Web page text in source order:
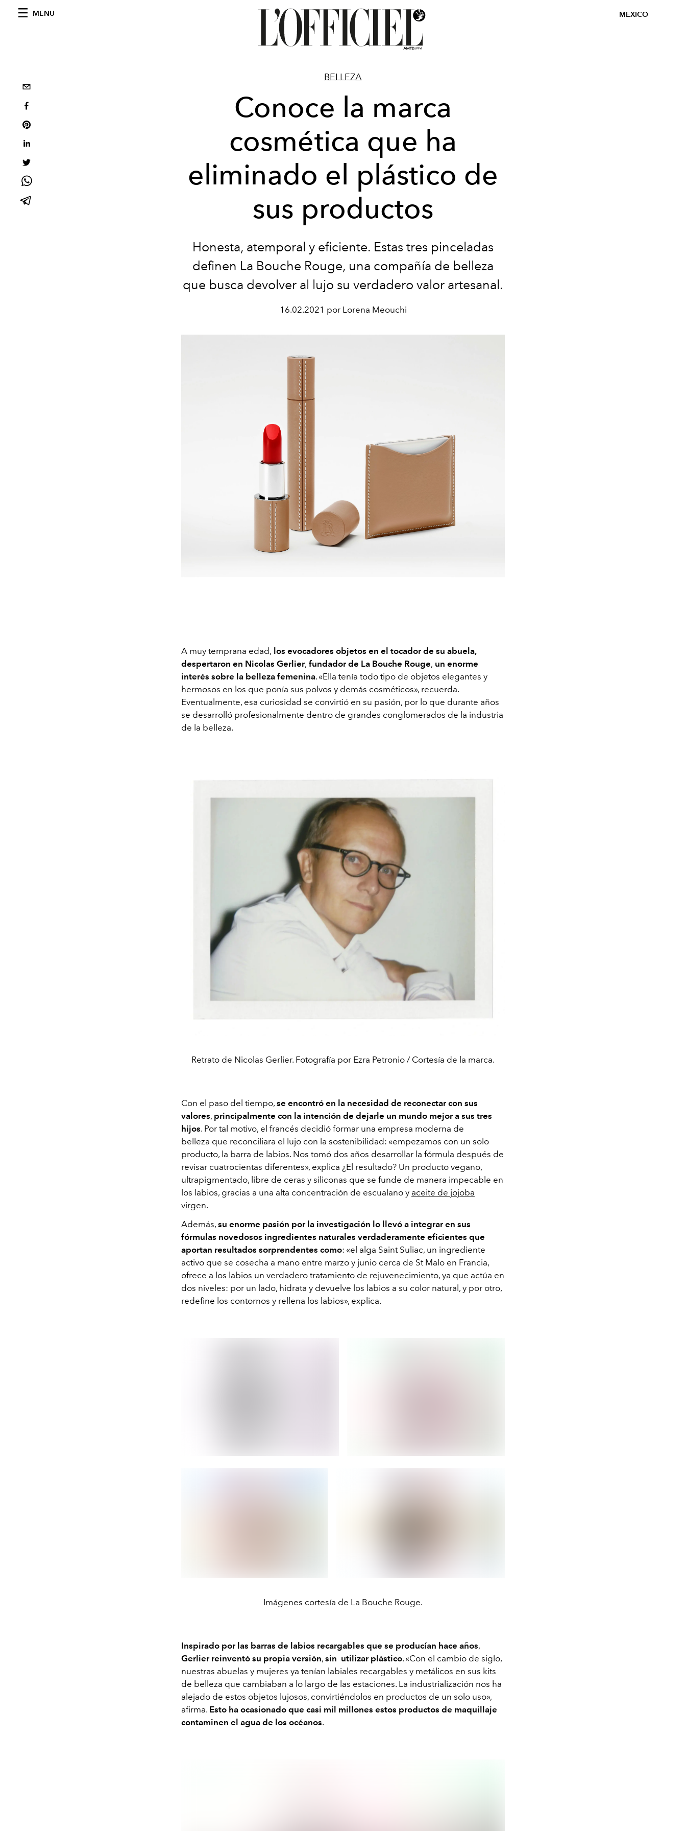
MENU MEXICO
BELLEZA
Conoce la marca
cosmética que ha
eliminado el plástico de
sus productos
Honesta, atemporal y eficiente. Estas tres pinceladas
definen La Bouche Rouge, una compañía de belleza
que busca devolver al lujo su verdadero valor artesanal.
16.02.2021 por Lorena Meouchi
A muy temprana edad, los evocadores objetos en el tocador de su abuela,
despertaron en Nicolas Gerlier, fundador de La Bouche Rouge, un enorme
interés sobre la belleza femenina. «Ella tenía todo tipo de objetos elegantes y
hermosos en los que ponía sus polvos y demás cosméticos», recuerda.
Eventualmente, esa curiosidad se convirtió en su pasión, por lo que durante años
se desarrolló profesionalmente dentro de grandes conglomerados de la industria
de la belleza.
Retrato de Nicolas Gerlier. Fotografía por Ezra Petronio / Cortesía de la marca.
Con el paso del tiempo, se encontró en la necesidad de reconectar con sus
valores, principalmente con la intención de dejarle un mundo mejor a sus tres
hijos. Por tal motivo, el francés decidió formar una empresa moderna de
belleza que reconciliara el lujo con la sostenibilidad: «empezamos con un solo
producto, la barra de labios. Nos tomó dos años desarrollar la fórmula después de
revisar cuatrocientas diferentes», explica ¿El resultado? Un producto vegano,
ultrapigmentado, libre de ceras y siliconas que se funde de manera impecable en
los labios, gracias a una alta concentración de escualano y aceite de jojoba
virgen.
Además, su enorme pasión por la investigación lo llevó a integrar en sus
fórmulas novedosos ingredientes naturales verdaderamente eficientes que
aportan resultados sorprendentes como: «el alga Saint Suliac, un ingrediente
activo que se cosecha a mano entre marzo y junio cerca de St Malo en Francia,
ofrece a los labios un verdadero tratamiento de rejuvenecimiento, ya que actúa en
dos niveles: por un lado, hidrata y devuelve los labios a su color natural, y por otro,
redefine los contornos y rellena los labios», explica.
Imágenes cortesía de La Bouche Rouge.
Inspirado por las barras de labios recargables que se producían hace años,
Gerlier reinventó su propia versión, sin utilizar plástico. «Con el cambio de siglo,
nuestras abuelas y mujeres ya tenían labiales recargables y metálicos en sus kits
de belleza que cambiaban a lo largo de las estaciones. La industrialización nos ha
alejado de estos objetos lujosos, convirtiéndolos en productos de un solo uso»,
afirma. Esto ha ocasionado que casi mil millones estos productos de maquillaje
contaminen el agua de los océanos.